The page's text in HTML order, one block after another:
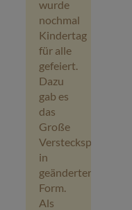
wurde
nochmal
Kindertag
für alle
gefeiert.
Dazu
gab es
das
Große
Versteckspiel
in
geänderter
Form.
Als